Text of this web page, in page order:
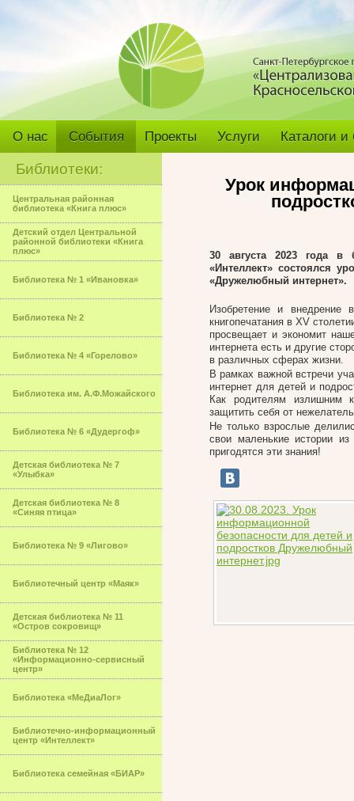
О нас События Проекты Услуги Каталоги
Библиотеки:
Центральная районная
библиотека «Книга плюс»
Детский отдел Центральной
районной библиотеки «Книга
плюс»
Библиотека № 1 «Ивановка»
Библиотека № 2
Библиотека № 4 «Горелово»
Библиотека им. А.Ф.Можайского
Библиотека № 6 «Дудергоф»
Детская библиотека № 7
«Улыбка»
Детская библиотека № 8
«Синяя птица»
Библиотека № 9 «Лигово»
Библиотечный центр «Маяк»
Детская библиотека № 11
«Остров сокровищ»
Библиотека № 12
«Информационно-сервисный
центр»
Библиотека «МеДиаЛог»
Библиотечно-информационный
центр «Интеллект»
Библиотека семейная «БИАР»
Урок
30 августа 2023 года в
«Интеллект» состоялся
«Дружелюбный интернет».
Изобретение и внедрение
книгопечатания в XV
просвещает и экономит
интернета есть и другие
в различных сферах жизни.
В рамках важной встречи
интернет для детей и
Как родителям излишним
защитить себя от
Не только взрослые
свои маленькие истории
пригодятся эти знания!